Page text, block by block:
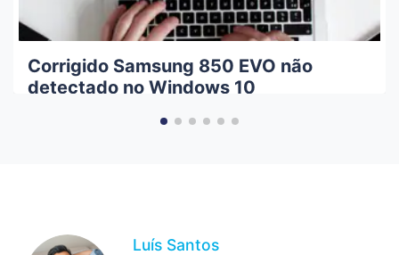
Corrigido Samsung 850 EVO não
detectado no Windows 10
Luís Santos